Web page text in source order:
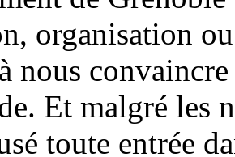
organisation
nous
Et malgré les
toute entrée